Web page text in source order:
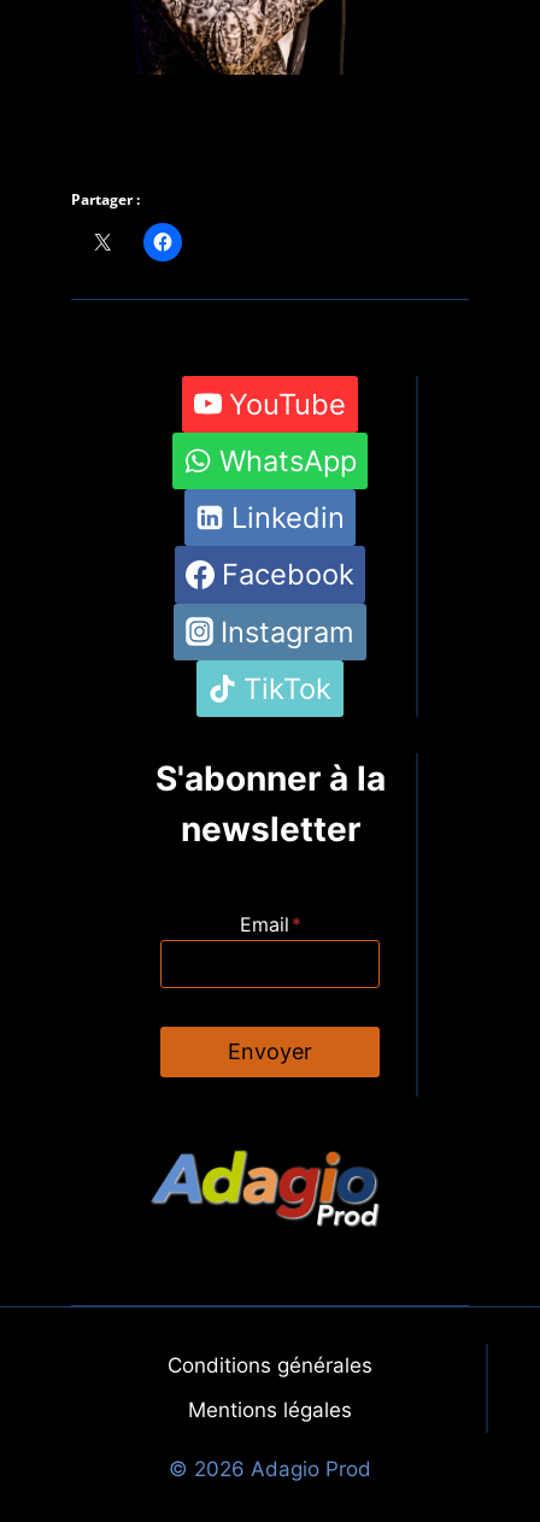
Partager :
YouTube
WhatsApp
Linkedin
Facebook
Instagram
TikTok
S'abonner à la
newsletter
Email *
Envoyer
Conditions générales
Mentions légales
© 2026 Adagio Prod